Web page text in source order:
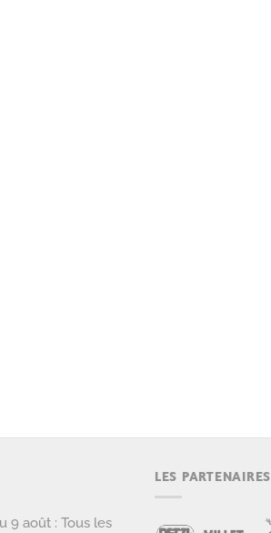
9 août : Tous les
LES PARTENAIRES